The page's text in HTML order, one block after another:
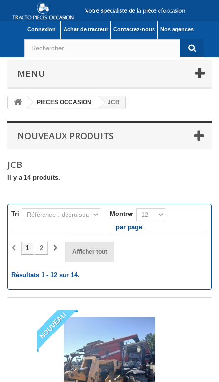
Connexion Achat de tracteur Contactez-nous Nos agences
MENU
PIECES OCCASION JCB
NOUVEAUX PRODUITS
JCB
Il y a 14 produits.
Tri
Montrer
par page
Afficher tout
1 2
Résultats 1 - 12 sur 14.
NOUVEAU